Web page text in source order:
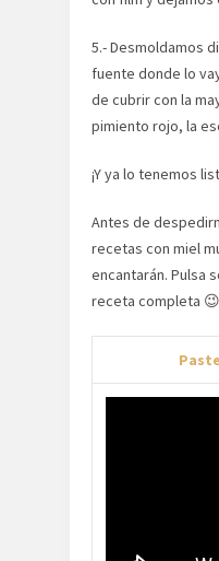
5.- Desmoldamos
fuente donde lo
de cubrir con la
pimiento rojo, la
¡Y ya lo tenemos
Antes de
recetas con miel
encantarán. Pulsa
receta completa 😉